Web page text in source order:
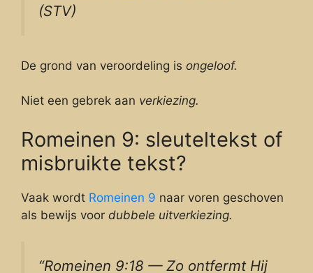
(STV)
De grond van veroordeling is ongeloof.
Niet een gebrek aan verkiezing.
Romeinen 9: sleuteltekst of
misbruikte tekst?
Vaak wordt Romeinen 9 naar voren geschoven
als bewijs voor dubbele uitverkiezing.
“Romeinen 9:18 — Zo ontfermt Hij